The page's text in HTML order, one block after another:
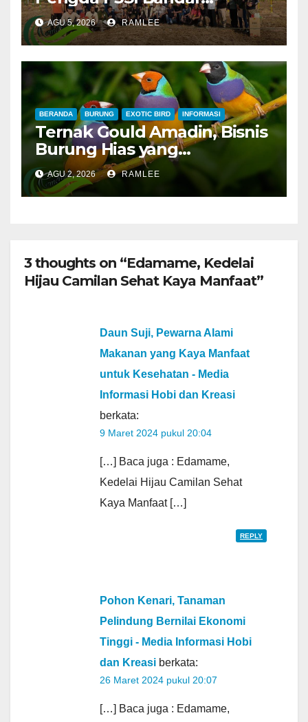
Lampung, Potong Tumpeng
Menandai Peresmian
Lapangan Baru, Mawar
Merah dan Jahanam Juara
AGU 5, 2026 RAMLEE
BERANDA BURUNG EXOTIC BIRD INFORMASI
Ternak Gould Amadin, Bisnis
Burung Hias yang
Menguntungkan
AGU 2, 2026 RAMLEE
3 thoughts on “Edamame, Kedelai
Hijau Camilan Sehat Kaya Manfaat”
Daun Suji, Pewarna Alami
Makanan yang Kaya Manfaat
untuk Kesehatan - Media
Informasi Hobi dan Kreasi
berkata:
9 Maret 2024 pukul 20:04
[…] Baca juga : Edamame,
Kedelai Hijau Camilan Sehat
Kaya Manfaat […]
REPLY
Pohon Kenari, Tanaman
Pelindung Bernilai Ekonomi
Tinggi - Media Informasi Hobi
dan Kreasi berkata:
26 Maret 2024 pukul 20:07
[…] Baca juga : Edamame,